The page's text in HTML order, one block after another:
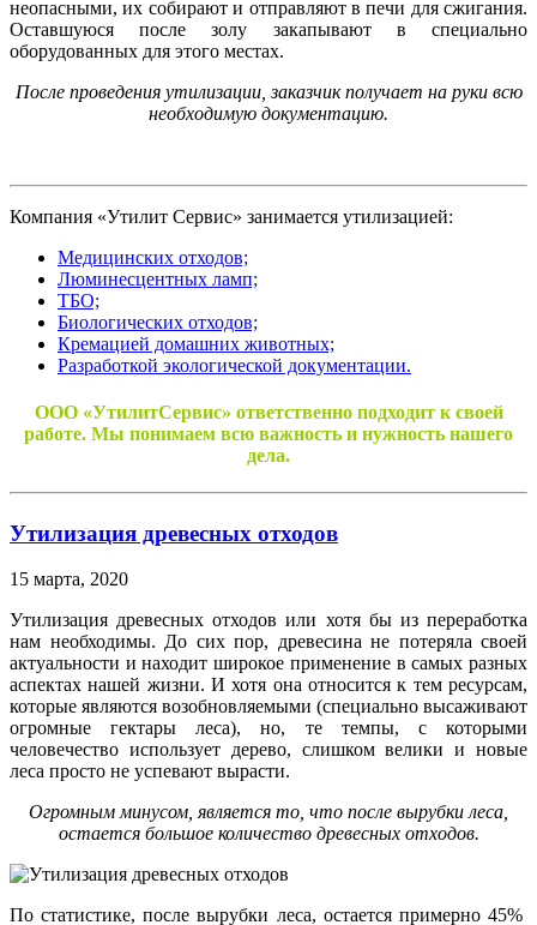
неопасными, их собирают и отправляют в печи для сжигания.
Оставшуюся после золу закапывают в специально
оборудованных для этого местах.
После проведения утилизации, заказчик получает на руки всю
необходимую документацию.
Компания «Утилит Сервис» занимается утилизацией:
Медицинских отходов;
Люминесцентных ламп;
ТБО;
Биологических отходов;
Кремацией домашних животных;
Разработкой экологической документации.
ООО «УтилитСервис» ответственно подходит к своей
работе. Мы понимаем всю важность и нужность нашего
дела.
Утилизация древесных отходов
15 марта, 2020
Утилизация древесных отходов или хотя бы из переработка
нам необходимы. До сих пор, древесина не потеряла своей
актуальности и находит широкое применение в самых разных
аспектах нашей жизни. И хотя она относится к тем ресурсам,
которые являются возобновляемыми (специально высаживают
огромные гектары леса), но, те темпы, с которыми
человечество использует дерево, слишком велики и новые
леса просто не успевают вырасти.
Огромным минусом, является то, что после вырубки леса,
остается большое количество древесных отходов.
По статистике, после вырубки леса, остается примерно 45%